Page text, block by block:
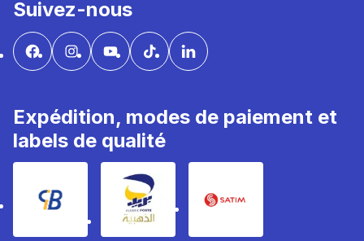
Suivez-nous
Expédition, modes de paiement et
labels de qualité